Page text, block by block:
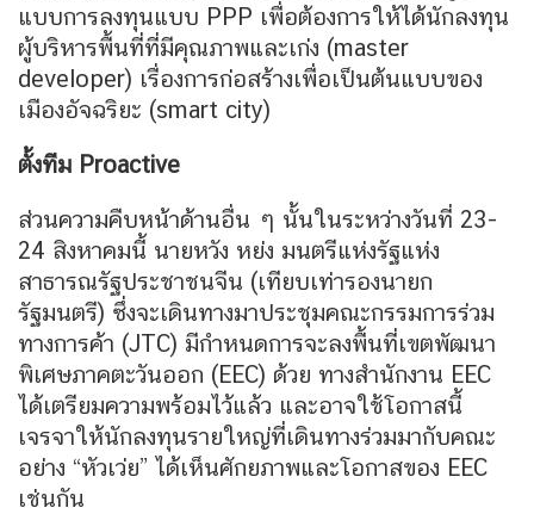
แบบการลงทุนแบบ PPP เพื่อต้องการให้ได้นักลงทุน
ผู้บริหารพื้นที่ที่มีคุณภาพและเก่ง (master
developer) เรื่องการก่อสร้างเพื่อเป็นต้นแบบของ
เมืองอัจฉริยะ (smart city)
ตั้งทีม Proactive
ส่วนความคืบหน้าด้านอื่น ๆ นั้นในระหว่างวันที่ 23-
24 สิงหาคมนี้ นายหวัง หย่ง มนตรีแห่งรัฐแห่ง
สาธารณรัฐประชาชนจีน (เทียบเท่ารองนายก
รัฐมนตรี) ซึ่งจะเดินทางมาประชุมคณะกรรมการร่วม
ทางการค้า (JTC) มีกำหนดการจะลงพื้นที่เขตพัฒนา
พิเศษภาคตะวันออก (EEC) ด้วย ทางสำนักงาน EEC
ได้เตรียมความพร้อมไว้แล้ว และอาจใช้โอกาสนี้
เจรจาให้นักลงทุนรายใหญ่ที่เดินทางร่วมมากับคณะ
อย่าง “หัวเว่ย” ได้เห็นศักยภาพและโอกาสของ EEC
เช่นกัน